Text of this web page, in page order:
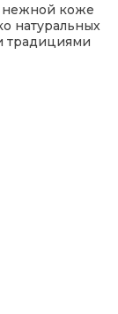
нежной коже
натуральных
традициями